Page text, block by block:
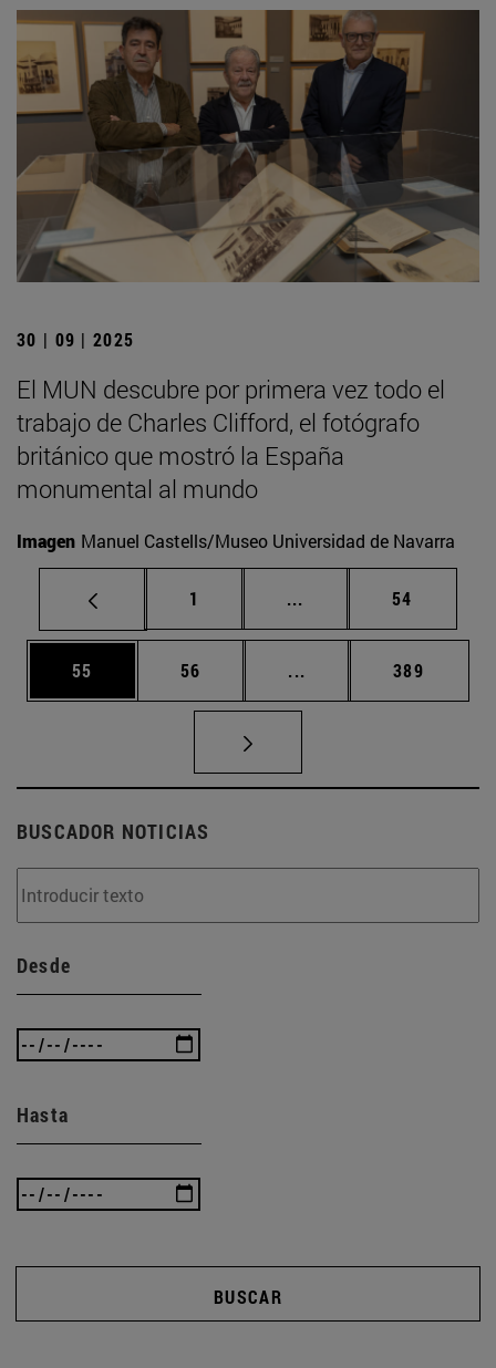
30 | 09 | 2025
El MUN descubre por primera vez todo el
trabajo de Charles Clifford, el fotógrafo
británico que mostró la España
monumental al mundo
Imagen Manuel Castells/Museo Universidad de Navarra
Página
1 ... Páginas intermedias
Página
54
Página
55 Página
56 ... Páginas intermedias
Página
389
BUSCADOR NOTICIAS
Desde
Hasta
BUSCAR